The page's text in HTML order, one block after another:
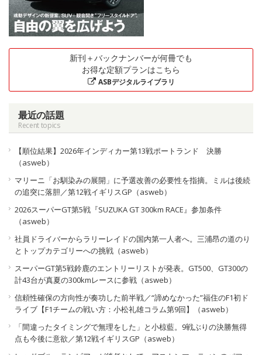
新刊＋バックナンバーが何冊でも
お得な定額プランはこちら
ASBデジタルライブラリ
最近の話題
Recent topics
【順位結果】2026年インディカー第13戦ポートランド 決勝
（asweb）
マリーニ「お馴染みの展開」に予選改善の必要性を指摘。ミルは後続
の追突に落胆／第12戦イギリスGP（asweb）
2026スーパーGT第5戦『SUZUKA GT 300km RACE』参加条件
（asweb）
社員ドライバーからラリーレイドの国内第一人者へ。三浦昂の道のり
とトップカテゴリーへの挑戦（asweb）
スーパーGT第5戦鈴鹿のエントリーリストが発表。GT500、GT300の
計43台が真夏の300kmレースに参戦（asweb）
信頼性確保の方向性が奏功した前半戦／“諦めなかった”福住のF1初ド
ライブ【F1チームの戦い方：小松礼雄コラム第9回】（asweb）
「間違ったタイミングで無理をした」と小椋藍。9戦ぶりの決勝無得
点も今後に意欲／第12戦イギリスGP（asweb）